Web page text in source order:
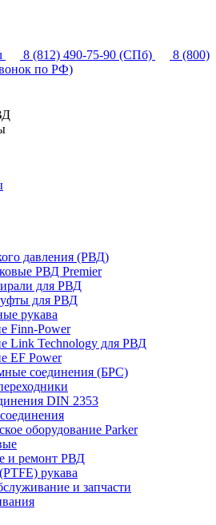
8 (812) 490-75-90 (СПб)
8 (800)
по РФ)
давления (РВД)
РВД Premier
для РВД
для РВД
рукава
Finn-Power
Link Technology для РВД
EF Power
соединения (БРС)
DIN 2353
оборудование Parker
и ремонт РВД
рукава
и запчасти